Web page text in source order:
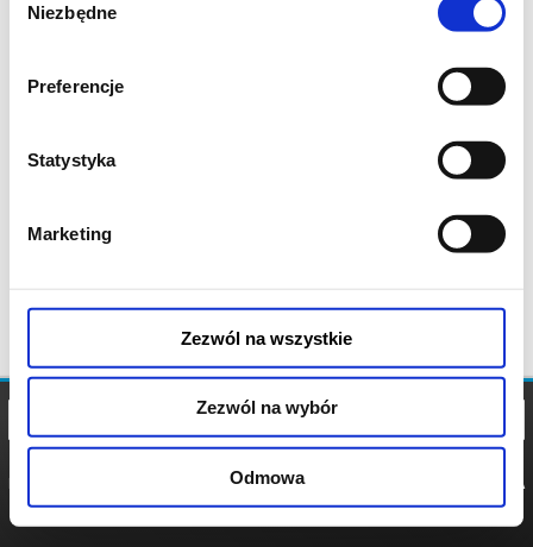
zgody
Niezbędne
Preferencje
Statystyka
Marketing
Zezwól na wszystkie
Zezwól na wybór
Odmowa
POLITYKA
POLITYKA